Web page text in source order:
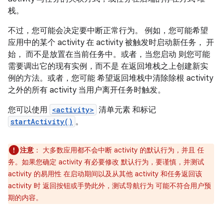
栈。
不过，您可能会决定要中断正常行为。 例如，您可能希望
应用中的某个 activity 在 activity 被触发时启动新任务， 开
始， 而不是放置在当前任务中。或者，当您启动 则您可能
需要调出它的现有实例，而不是 在返回堆栈之上创建新实
例的方法。或者，您可能 希望返回堆栈中清除除根 activity
之外的所有 activity 当用户离开任务时触发。
您可以使用 <activity> 清单元素 和标记
startActivity() 。
注意 ：
大多数应用都不会中断 activity 的默认行为，并且 任
务。如果您确定 activity 有必要修改 默认行为，要谨慎，并测试
activity 的易用性 在启动期间以及从其他 activity 和任务返回该
activity 时 返回按钮或手势此外，测试导航行为 可能不符合用户预
期的内容。